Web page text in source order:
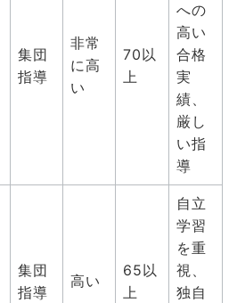
集団
指導
非常
に高
い
70以
上
への
高い
合格
実
績、
厳し
い指
導
集団
指導
高い
65以
上
自立
学習
を重
視、
独自